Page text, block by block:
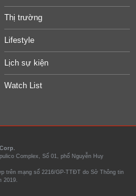
Thị trường
Lifestyle
Lịch sự kiện
Watch List
Complex, Số 01, phố Nguyễn Huy
trên mạng số 2216/GP-TTĐT do Sở Thông tin
2019.